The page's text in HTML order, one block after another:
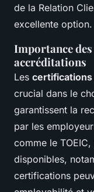
de la Relation
excellente option.
Importance
accréditations
Les
crucial dans le
garantissent la
par les
comme le
disponibles,
certifications